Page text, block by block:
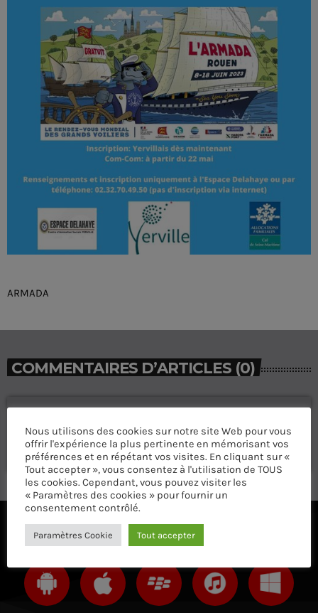
ARMADA
COMMENTAIRES D’ARTICLES (0)
Vous devez être connecté pour ajouter un commentaire.
Connectez-vous maintenant
ÉCOUTEZ AVEC VOTRE APP ET SUR LE
Nous utilisons des cookies sur notre site Web pour vous
offrir l'expérience la plus pertinente en mémorisant vos
préférences et en répétant vos visites. En cliquant sur «
Tout accepter », vous consentez à l'utilisation de TOUS
les cookies. Cependant, vous pouvez visiter les
« Paramètres des cookies » pour fournir un
consentement contrôlé.
Paramètres Cookie Tout accepter